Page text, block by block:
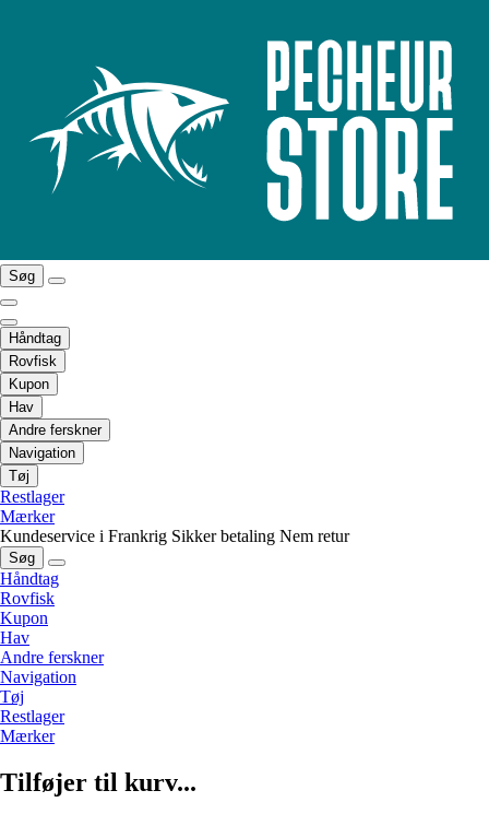
Søg
Håndtag
Rovfisk
Kupon
Hav
Andre ferskner
Navigation
Tøj
Restlager
Mærker
Kundeservice i Frankrig Sikker betaling Nem retur
Søg
Håndtag
Rovfisk
Kupon
Hav
Andre ferskner
Navigation
Tøj
Restlager
Mærker
Tilføjer til kurv...